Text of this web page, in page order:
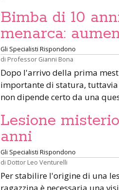
Bimba di 10
menarca:
Gli Specialisti Rispondono
di Professor Gianni Bona
Dopo l'arrivo della prima
importante di statura,
non dipende certo da una
Lesione
anni
Gli Specialisti Rispondono
di Dottor Leo Venturelli
Per stabilire l'origine di una